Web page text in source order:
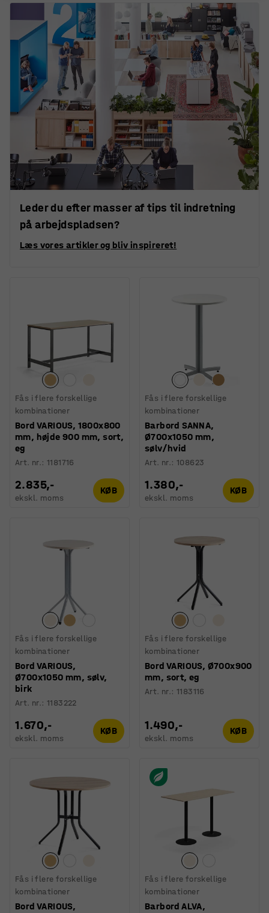
Leder du efter masser af tips til indretning
på arbejdspladsen?
Læs vores artikler og bliv inspireret!
Fås i flere forskellige
kombinationer
Bord VARIOUS, 1800x800
mm, højde 900 mm, sort,
eg
Art. nr.:1181716
2.835,-
ekskl. moms
KØB
Fås i flere forskellige
kombinationer
Barbord SANNA,
Ø700x1050 mm,
sølv/hvid
Art. nr.:108623
1.380,-
ekskl. moms
KØB
Fås i flere forskellige
kombinationer
Bord VARIOUS,
Ø700x1050 mm, sølv,
birk
Art. nr.:1183222
1.670,-
ekskl. moms
KØB
Fås i flere forskellige
kombinationer
Bord VARIOUS, Ø700x900
mm, sort, eg
Art. nr.:1183116
1.490,-
ekskl. moms
KØB
Fås i flere forskellige
kombinationer
Bord VARIOUS,
Fås i flere forskellige
kombinationer
Barbord ALVA,